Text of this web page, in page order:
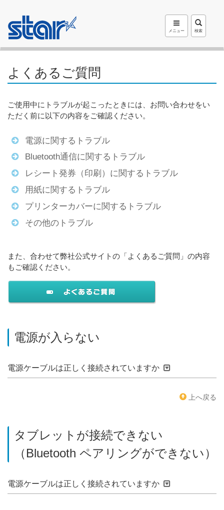
検索
メニュー
よくあるご質問
ご使用中にトラブルが起こったときには、お問い合わせをい
ただく前に以下の内容をご確認ください。
電源に関するトラブル
Bluetooth通信に関するトラブル
レシート発券（印刷）に関するトラブル
用紙に関するトラブル
プリンターカバーに関するトラブル
その他のトラブル
また、合わせて弊社公式サイトの「よくあるご質問」の内容
もご確認ください。
電源が入らない
電源ケーブルは正しく接続されていますか
上へ戻る
タブレットが接続できない
（Bluetooth ペアリングができない）
電源ケーブルは正しく接続されていますか